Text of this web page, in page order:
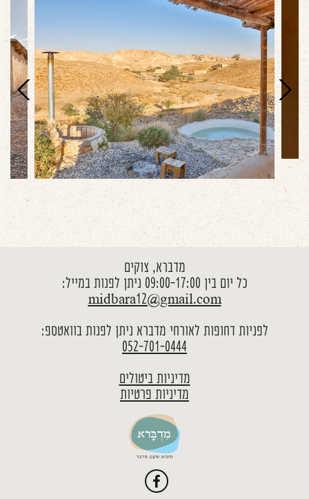
עבור
לתמונה
הקודמת
עבור
לתמונה
הבאה
מדברא, צוקים
כל יום בין 09:00-17:00 ניתן לפנות במייל:
midbara12@gmail.com
לפניות דחופות לאורחי מדברא ניתן לפנות בוואטספ:
052-701-0444
מדיניות ביטולים
מדיניות פרטיות